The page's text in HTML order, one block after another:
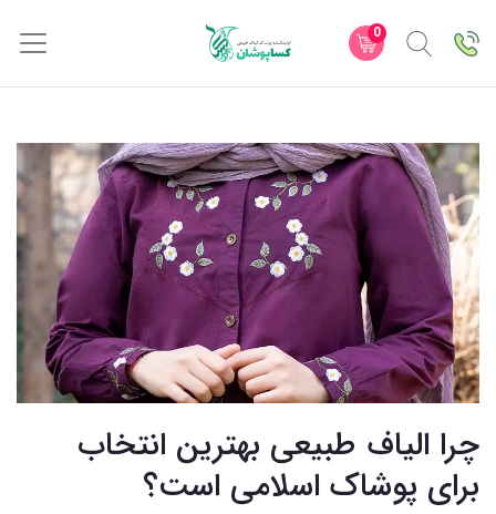
0
چرا الیاف طبیعی بهترین انتخاب
برای پوشاک اسلامی است؟